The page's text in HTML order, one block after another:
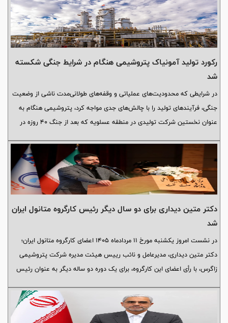
رکورد تولید آمونیاک پتروشیمی هنگام در شرایط جنگی شکسته
شد
در شرایطی که محدودیت‌های عملیاتی و وقفه‌های طولانی‌مدت ناشی از وضعیت
جنگی، فرآیندهای تولید را با چالش‌های جدی مواجه کرد، پتروشیمی هنگام به
عنوان نخستین شرکت تولیدی در منطقه عسلویه که بعد از جنگ 40 روزه در
تخصصی و پشتکار مدیریت و کارکنان خود، حد نصاب تازه‌ای در تولید آمونیاک
به ثبت برساند.
دکتر متین دیداری برای دو سال دیگر رئیس کارگروه متانول ایران
شد
در نشست امروز یکشنبه مورخ ۱۱ مردادماه ۱۴۰۵ اعضای کارگروه متانول ایران؛
دکتر متین دیداری، مدیرعامل و‌ نائب رییس هیئت مدیره شرکت پتروشیمی
زاگرس، با رأی اعضای این کارگروه، برای یک دوره دو ساله دیگر به عنوان رئیس